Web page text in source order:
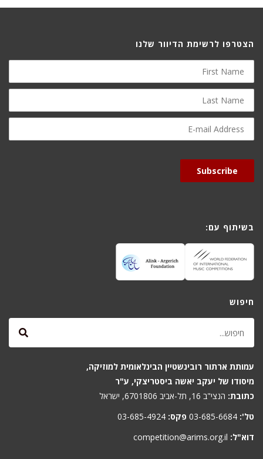
הצטרפו לרשימת הדיוור שלנו
First
Name
Last
Name
E-
mail
Address
Subscribe
בשיתוף עם:
חיפוש
עמותת ארתור רובינשטיין הבינלאומית למוזיקה,
מיסודו של יעקב יאשה ביסטריצקי, ע"ר
כתובת: הנצי"ב 16, תל-אביב 6701806, ישראל
טל': 03-685-6684 פקס: 03-685-4924
דוא"ל: competition@arims.org.il